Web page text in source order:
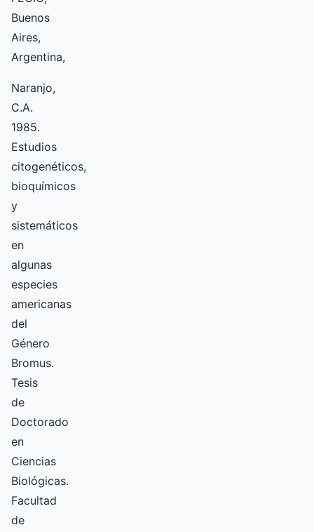
Buenos
Aires,
Argentina,
Naranjo,
C.A.
1985.
Estudios
citogenéticos,
bioquímicos
y
sistemáticos
en
algunas
especies
americanas
del
Género
Bromus.
Tesis
de
Doctorado
en
Ciencias
Biológicas.
Facultad
de